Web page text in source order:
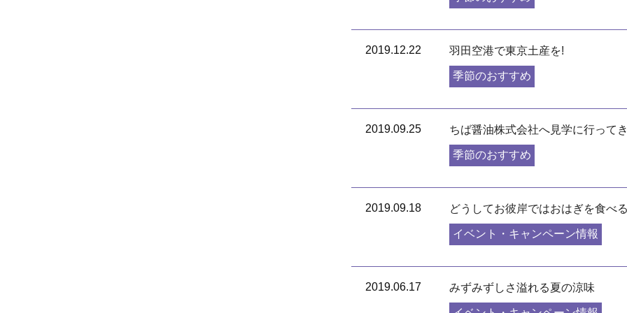
2019.12.22 羽田空港で東京土産を!
季節のおすすめ
2019.09.25 ちば醤油株式会社へ見学に行って
季節のおすすめ
2019.09.18 どうしてお彼岸ではおはぎを食べ
イベント・キャンペーン情報
2019.06.17 みずみずしさ溢れる夏の涼味